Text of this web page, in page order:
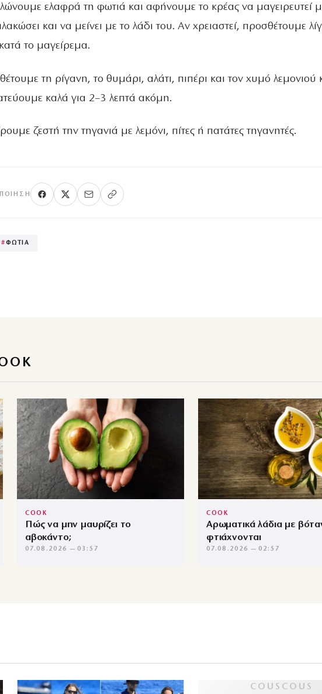
ελαφρά τη φωτιά και αφήνουμε το κρέας να μαγειρευτεί
και να μείνει με το λάδι του. Αν χρειαστεί, προσθέτουμε
το μαγείρεμα.
τη ρίγανη, το θυμάρι, αλάτι, πιπέρι και τον χυμό λεμονιού
καλά για 2–3 λεπτά ακόμη.
ζεστή την τηγανιά με λεμόνι, πίτες ή πατάτες τηγανητές.
#ΦΩΤΙΑ
COOK
Πώς να μην μαυρίζει το
αβοκάντο;
07.08.2026 — 03:57
COOK
Αρωματικά λάδια με
φτιάχνονται
07.08.2026 — 02:57